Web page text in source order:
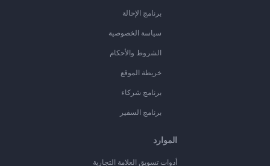
برنامج الإحالة
سياسة الخصوصية
الشروط والأحكام
خريطة الموقع
برنامج شركاء
برنامج السفير
الموارد
أدوات تسويق العلامة التجارية